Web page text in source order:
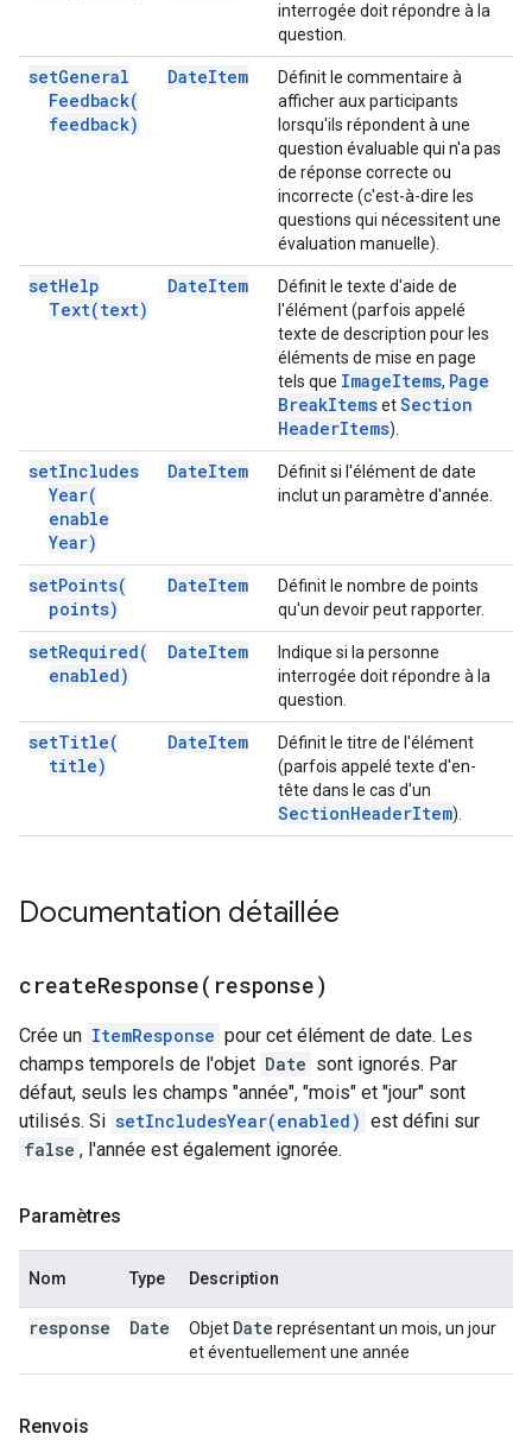
interrogée doit répondre à la
question.
setGeneral
Feedback(
feedback)
DateItem
Définit le commentaire à
afficher aux participants
lorsqu'ils répondent à une
question évaluable qui n'a pas
de réponse correcte ou
incorrecte (c'est-à-dire les
questions qui nécessitent une
évaluation manuelle).
setHelp
Text(text)
DateItem
Définit le texte d'aide de
l'élément (parfois appelé
texte de description pour les
éléments de mise en page
tels que ImageItems, Page
BreakItemsetSection
HeaderItems).
setIncludes
Year(
enable
Year)
DateItem
Définit si l'élément de date
inclut un paramètre d'année.
setPoints(
points)
DateItem
Définit le nombre de points
qu'un devoir peut rapporter.
setRequired(
enabled)
DateItem
Indique si la personne
interrogée doit répondre à la
question.
setTitle(
title)
DateItem
Définit le titre de l'élément
(parfois appelé texte d'en-
tête dans le cas d'un
SectionHeaderItem).
Documentation détaillée
createResponse( response)
Crée un ItemResponse pour cet élément de date. Les
champs temporels de l'objet Date sont ignorés. Par
défaut, seuls les champs "année", "mois" et "jour" sont
utilisés. Si setIncludesYear(enabled) est défini sur
false , l'année est également ignorée.
Paramètres
Nom Type Description
response Date Objet Date représentant un mois, un jour
et éventuellement une année
Renvois